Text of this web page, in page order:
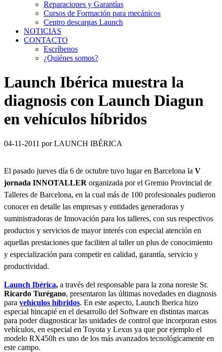
Reparaciones y Garantías
Cursos de Formación para mecánicos
Centro descargas Launch
NOTICIAS
CONTACTO
Escríbenos
¿Quiénes somos?
Launch Ibérica muestra la
diagnosis con Launch Diagun
en vehículos híbridos
04-11-2011 por LAUNCH IBÉRICA
El pasado jueves día 6 de octubre tuvo lugar en Barcelona la V
jornada INNOTALLER organizada por el Gremio Provincial de
Talleres de Barcelona, en la cual más de 100 profesionales pudieron
conocer en detalle las empresas y entidades generadoras y
suministradoras de Innovación para los talleres, con sus respectivos
productos y servicios de mayor interés con especial atención en
aquellas prestaciones que faciliten al taller un plus de conocimiento
y especialización para competir en calidad, garantía, servicio y
productividad.
Launch Ibérica, a través del responsable para la zona noreste Sr.
Ricardo Turégano, presentaron las últimas novedades en diagnosis
para vehículos híbridos. En este aspecto, Launch Iberica hizo
especial hincapié en el desarrollo del Software en distintas marcas
para poder diagnosticar las unidades de control que incorporan estos
vehículos, en especial en Toyota y Lexus ya que por ejemplo el
modelo RX450h es uno de los más avanzados tecnológicamente en
este campo.